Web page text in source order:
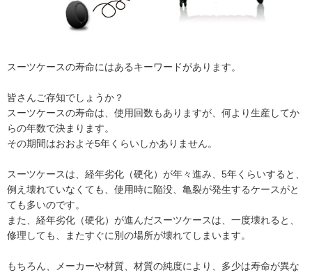
スーツケースの寿命にはあるキーワードがあります。
皆さんご存知でしょうか？
スーツケースの寿命は、使用回数もありますが、何より生産してか
らの年数で決まります。
その期間はおおよそ5年くらいしかありません。
スーツケースは、経年劣化（硬化）が年々進み、5年くらいすると、
例え壊れていなくても、使用時に陥没、亀裂が発生するケースがと
ても多いのです。
また、経年劣化（硬化）が進んだスーツケースは、一度壊れると、
修理しても、またすぐに別の場所が壊れてしまいます。
もちろん、メーカーや材質、材質の純度により、多少は寿命が異な